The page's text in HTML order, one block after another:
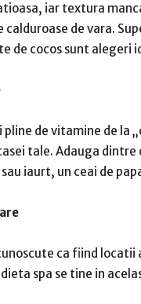
iar textura
calduroase de vara.
de cocos sunt
pline de vitamine de la
tale. Adauga
iaurt, un ceai de
ca fiind
dieta spa se tine in